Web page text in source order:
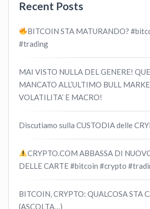
Recent Posts
BITCOIN STA MATURANDO?
#trading
MAI VISTO NULLA DEL GENERE!
MANCATO ALL’ULTIMO BULL
VOLATILITA’ E MACRO!
Discutiamo sulla CUSTODIA delle
CRYPTO.COM ABBASSA DI
DELLE CARTE #bitcoin #crypto
BITCOIN, CRYPTO: QUALCOSA STA
(ASCOLTA…)